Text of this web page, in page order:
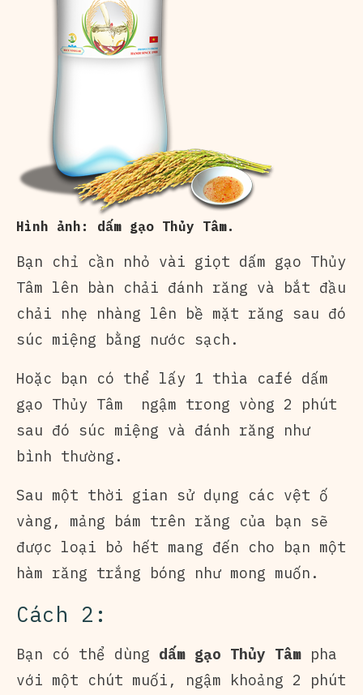
Hình ảnh: dấm gạo Thủy Tâm.
Bạn chỉ cần nhỏ vài giọt dấm gạo Thủy
Tâm lên bàn chải đánh răng và bắt đầu
chải nhẹ nhàng lên bề mặt răng sau đó
súc miệng bằng nước sạch.
Hoặc bạn có thể lấy 1 thìa café dấm
gạo Thủy Tâm ngậm trong vòng 2 phút
sau đó súc miệng và đánh răng như
bình thường.
Sau một thời gian sử dụng các vệt ố
vàng, mảng bám trên răng của bạn sẽ
được loại bỏ hết mang đến cho bạn một
hàm răng trắng bóng như mong muốn.
Cách 2:
Bạn có thể dùng dấm gạo Thủy Tâm pha
với một chút muối, ngậm khoảng 2 phút